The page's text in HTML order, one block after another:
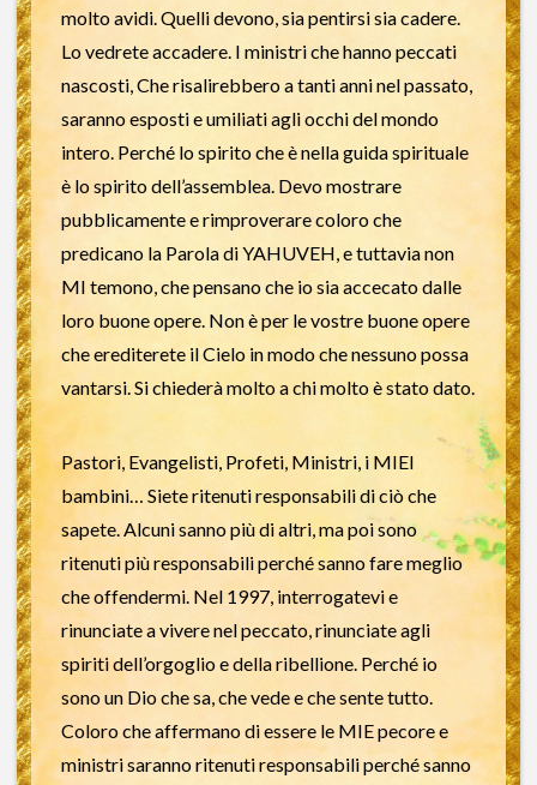
molto avidi. Quelli devono, sia pentirsi sia cadere.
Lo vedrete accadere. I ministri che hanno peccati
nascosti, Che risalirebbero a tanti anni nel passato,
saranno esposti e umiliati agli occhi del mondo
intero. Perché lo spirito che è nella guida spirituale
è lo spirito dell’assemblea. Devo mostrare
pubblicamente e rimproverare coloro che
predicano la Parola di YAHUVEH, e tuttavia non
MI temono, che pensano che io sia accecato dalle
loro buone opere. Non è per le vostre buone opere
che erediterete il Cielo in modo che nessuno possa
vantarsi. Si chiederà molto a chi molto è stato dato.
Pastori, Evangelisti, Profeti, Ministri, i MIEI
bambini… Siete ritenuti responsabili di ciò che
sapete. Alcuni sanno più di altri, ma poi sono
ritenuti più responsabili perché sanno fare meglio
che offendermi. Nel 1997, interrogatevi e
rinunciate a vivere nel peccato, rinunciate agli
spiriti dell’orgoglio e della ribellione. Perché io
sono un Dio che sa, che vede e che sente tutto.
Coloro che affermano di essere le MIE pecore e
ministri saranno ritenuti responsabili perché sanno